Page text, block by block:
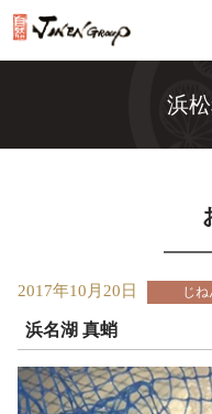
浜
2017年10月20日 じね
浜名湖 真蛸